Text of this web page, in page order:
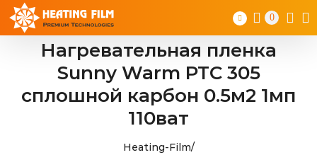
Skip
content
0
Нагревательная пленка
Sunny Warm PTC 305
сплошной карбон 0.5м2 1мп
110ват
Heating-Film/